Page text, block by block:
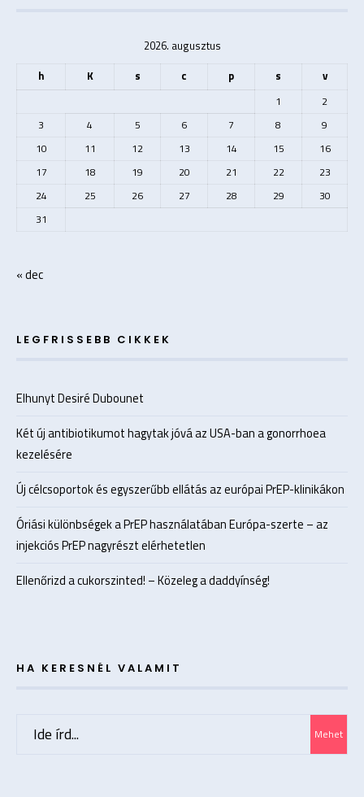
2026. augusztus
h
K s c p s v
1
2
3
4 5 6 7 8
9
10
11 12 13 14 15
16
17
18 19 20 21 22
23
24
25 26 27 28 29
30
31
« dec
LEGFRISSEBB CIKKEK
Elhunyt Desiré Dubounet
Két új antibiotikumot hagytak jóvá az USA-ban a gonorrhoea
kezelésére
Új célcsoportok és egyszerűbb ellátás az európai PrEP-klinikákon
Óriási különbségek a PrEP használatában Európa-szerte – az
injekciós PrEP nagyrészt elérhetetlen
Ellenőrizd a cukorszinted! – Közeleg a daddyínség!
HA KERESNÉL VALAMIT
Mehet